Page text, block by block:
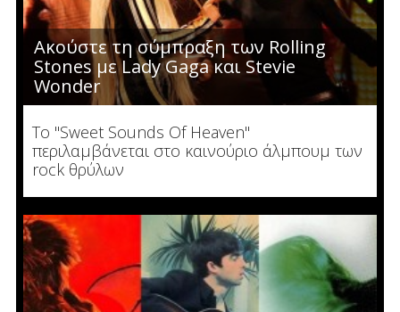
Ακούστε τη σύμπραξη των Rolling
Stones με Lady Gaga και Stevie
Wonder
Το "Sweet Sounds Of Heaven"
περιλαμβάνεται στο καινούριο άλμπουμ των
rock θρύλων